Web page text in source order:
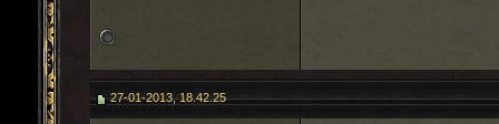
27-01-2013, 18.42.25